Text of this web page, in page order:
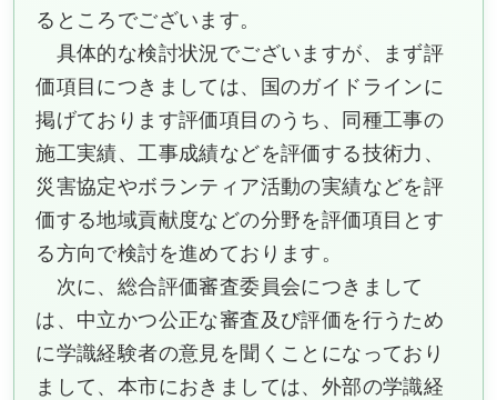
るところでございます。
具体的な検討状況でございますが、まず評
価項目につきましては、国のガイドラインに
掲げております評価項目のうち、同種工事の
施工実績、工事成績などを評価する技術力、
災害協定やボランティア活動の実績などを評
価する地域貢献度などの分野を評価項目とす
る方向で検討を進めております。
次に、総合評価審査委員会につきまして
は、中立かつ公正な審査及び評価を行うため
に学識経験者の意見を聞くことになっており
まして、本市におきましては、外部の学識経